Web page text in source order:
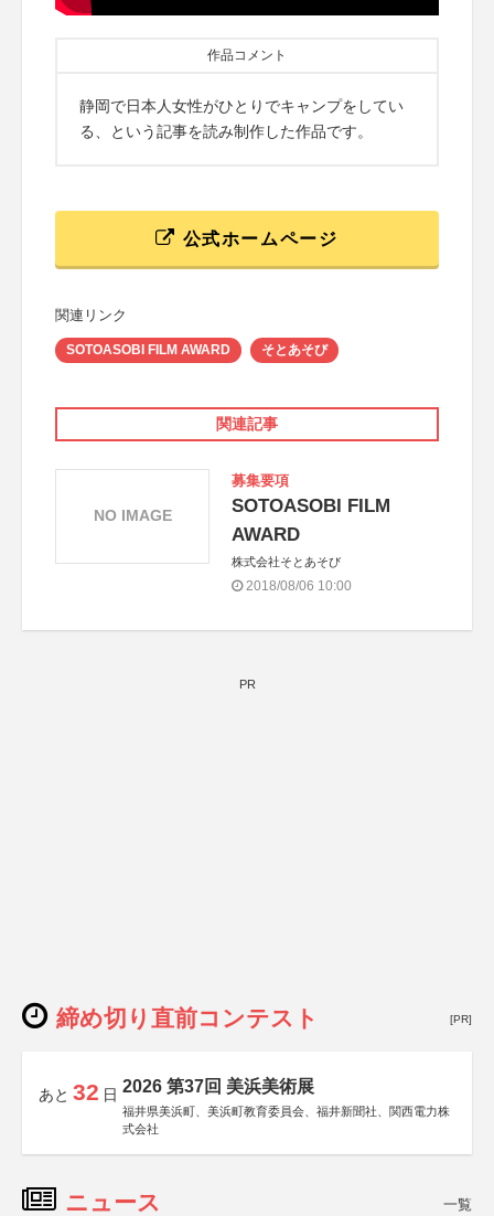
作品コメント
静岡で日本人女性がひとりでキャンプをしてい
る、という記事を読み制作した作品です。
公式ホームページ
関連リンク
SOTOASOBI FILM AWARD そとあそび
関連記事
募集要項
SOTOASOBI FILM
AWARD
株式会社そとあそび
2018/08/06 10:00
NO IMAGE
PR
締め切り直前コンテスト [PR]
あと 32 日 2026 第37回 美浜美術展
福井県美浜町、美浜町教育委員会、福井新聞社、関西電力株
式会社
ニュース 一覧